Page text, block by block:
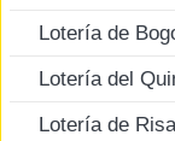
Lotería de
Lotería del
Lotería de